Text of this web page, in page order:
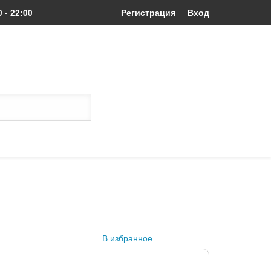
- 22:00 Регистрация Вход
В избранное